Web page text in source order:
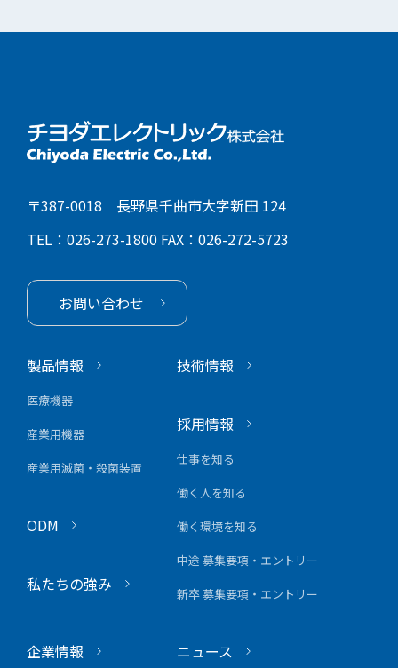
〒387-0018 長野県千曲市大字新田 124
TEL：026-273-1800 FAX：026-272-5723
お問い合わせ
製品情報
医療機器
産業用機器
産業用滅菌・殺菌装置
ODM
私たちの強み
技術情報
採用情報
仕事を知る
働く人を知る
働く環境を知る
中途 募集要項・エントリー
新卒 募集要項・エントリー
企業情報 ニュース